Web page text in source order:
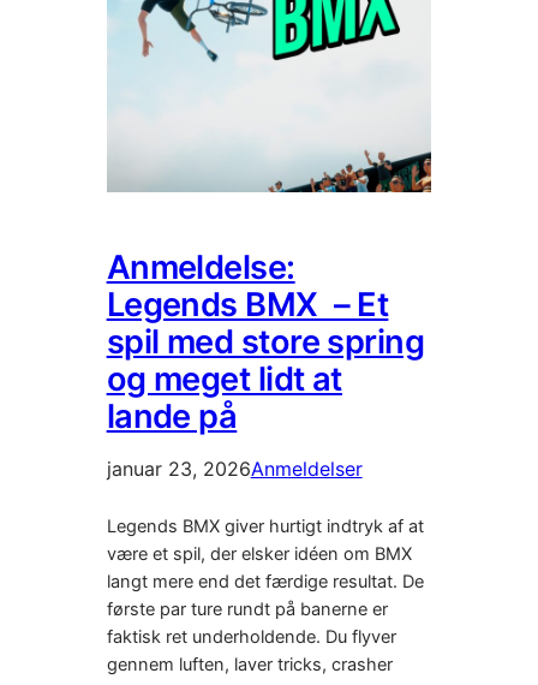
Anmeldelse:
Legends BMX – Et
spil med store spring
og meget lidt at
lande på
januar 23, 2026Anmeldelser
Legends BMX giver hurtigt indtryk af at
være et spil, der elsker idéen om BMX
langt mere end det færdige resultat. De
første par ture rundt på banerne er
faktisk ret underholdende. Du flyver
gennem luften, laver tricks, crasher